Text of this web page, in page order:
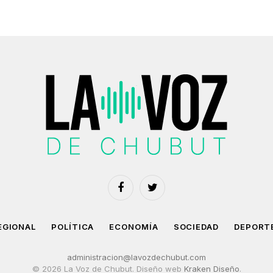
FacebookTwitter
POLÍTICA ECONOMÍA SOCIEDAD
administracion@lavozdechubut.com
© 2026 La Voz de Chubut. Diseño web Kraken Diseño.